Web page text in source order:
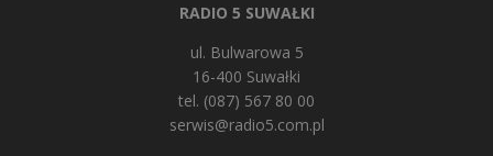
RADIO 5 SUWAŁKI
ul. Bulwarowa 5
16-400 Suwałki
tel. (087) 567 80 00
serwis@radio5.com.pl